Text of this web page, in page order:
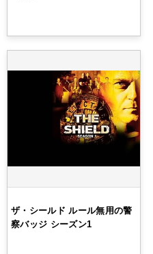
ザ・シールド ルール無用の警
察バッジ シーズン1